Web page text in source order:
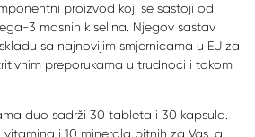
proizvod koji se sastoji od
3 masnih kiselina. Njegov sastav
sa najnovijim smjernicama u EU za
preporukama u trudnoći i tokom
duo sadrži 30 tableta i 30 kapsula.
vitamina i 10 minerala bitnih za Vas, a